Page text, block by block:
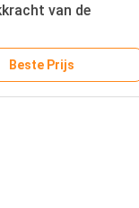
van de
van de
het Nikkelbatterij
Beste Prijs